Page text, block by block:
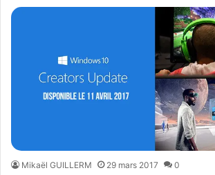
Mikaël GUILLERM 29 mars 2017 0